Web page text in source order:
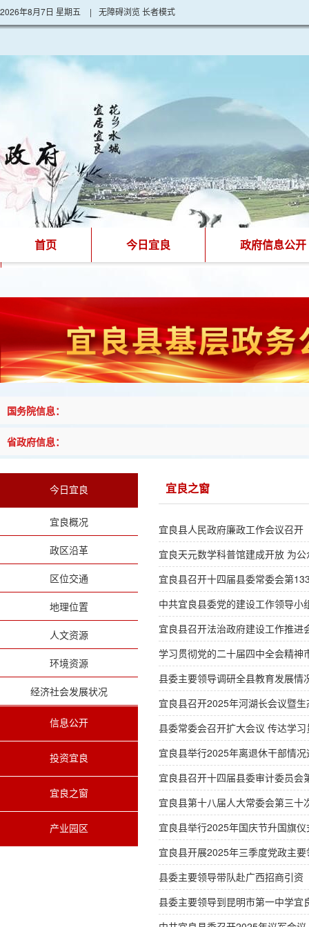
2026年8月7日 星期五 | 无障碍浏览长者模式
首页 今日宜良 政府信息公开
国务院信息：
省政府信息：
今日宜良
宜良概况
政区沿革
区位交通
地理位置
人文资源
环境资源
经济社会发展状况
信息公开
投资宜良
宜良之窗
产业园区
宜良之窗
宜良县人民政府廉政工作会议召开
宜良天元数学科普馆建成开放 为
宜良县召开十四届县委常委会第
中共宜良县委党的建设工作领导小
宜良县召开法治政府建设工作推进
学习贯彻党的二十届四中全会精神
县委主要领导调研全县教育发展
宜良县召开2025年河湖长会议暨
县委常委会召开扩大会议 传达学
宜良县举行2025年离退休干部情
宜良县召开十四届县委审计委员会
宜良县第十八届人大常委会第三十
宜良县举行2025年国庆节升国旗仪
宜良县开展2025年三季度党政主要
县委主要领导带队赴广西招商引资
县委主要领导到昆明市第一中学宜